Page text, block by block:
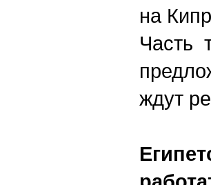
на
Часть
ждут